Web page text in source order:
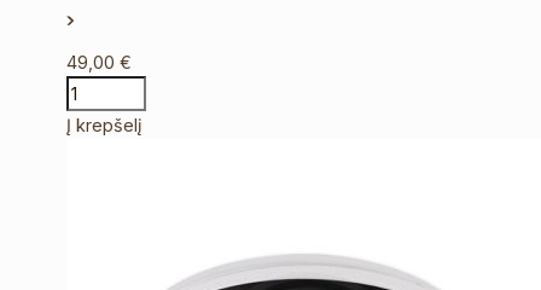
49,00€
Į krepšelį